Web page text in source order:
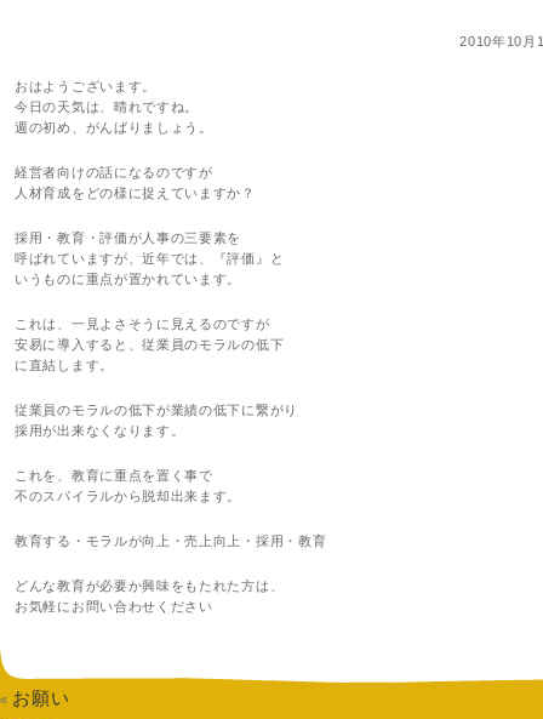
2010年10月
おはようございます。
今日の天気は、晴れですね。
週の初め、がんばりましょう。
経営者向けの話になるのですが
人材育成をどの様に捉えていますか？
採用・教育・評価が人事の三要素を
呼ばれていますが、近年では、『評価』と
いうものに重点が置かれています。
これは、一見よさそうに見えるのですが
安易に導入すると、従業員のモラルの低下
に直結します。
従業員のモラルの低下が業績の低下に繋がり
採用が出来なくなります。
これを、教育に重点を置く事で
不のスパイラルから脱却出来ます。
教育する・モラルが向上・売上向上・採用・教育
どんな教育が必要か興味をもたれた方は、
お気軽にお問い合わせください
« お願い